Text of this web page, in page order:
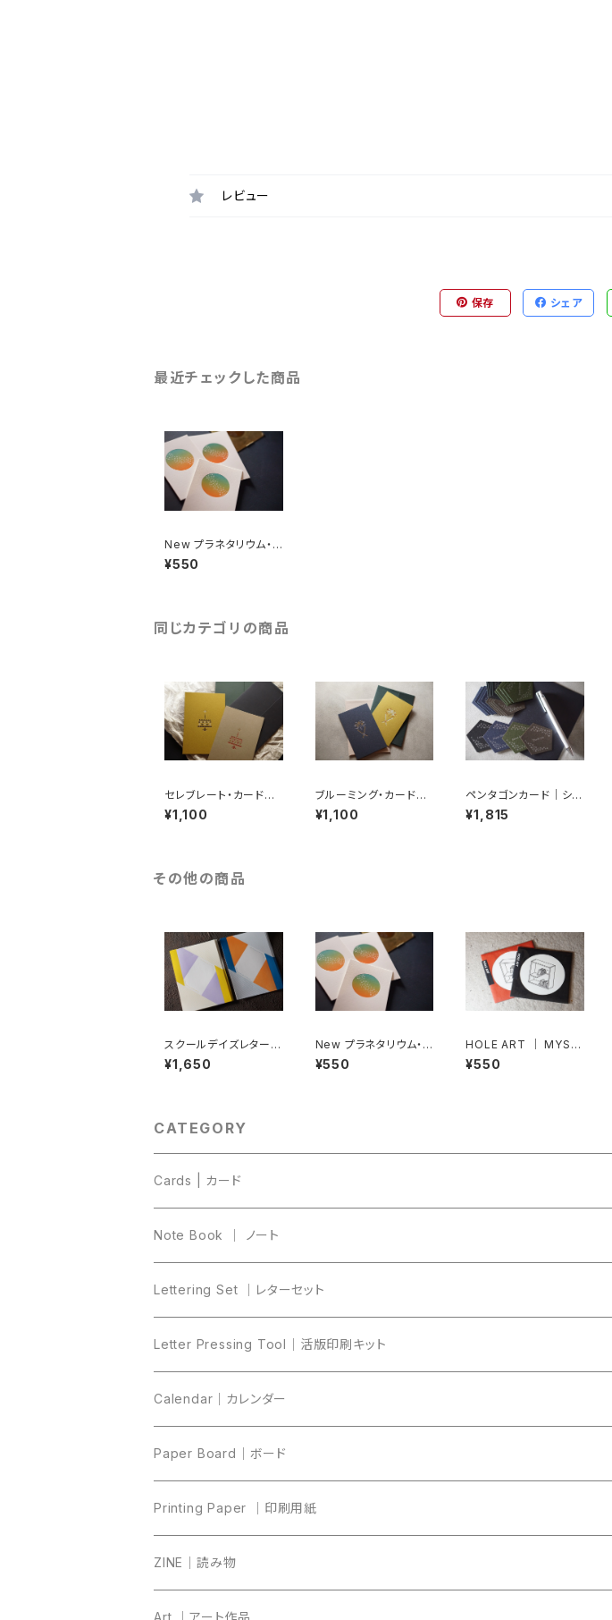
レビュー
保存 シェア
最近チェックした商品
New プラネタリウム・カ
ード｜Sunset ｜活版
印刷
¥550
同じカテゴリの商品
セレブレート・カード｜
Celebrate card｜活
版印刷
¥1,100
ブルーミング・カード｜
Blooming Card｜活
版印刷
¥1,100
ペンタゴンカード｜シル
バーペン付き｜活版印
刷
¥1,815
その他の商品
スクールデイズレター｜
2nd Semester｜活版
印刷
¥1,650
New プラネタリウム・カ
ード｜Sunset ｜活版
印刷
¥550
HOLE ART ｜ MYST
ERY SHELF｜ 活版印
刷
¥550
CATEGORY
Cards | カード
Note Book ｜ ノート
Lettering Set ｜レターセット
Letter Pressing Tool｜活版印刷キット
Calendar｜カレンダー
Paper Board｜ボード
Printing Paper ｜印刷用紙
ZINE｜読み物